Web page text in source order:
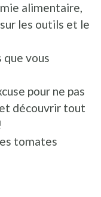
alimentaire,
les outils et le
que vous
pour ne pas
découvrir tout
tomates